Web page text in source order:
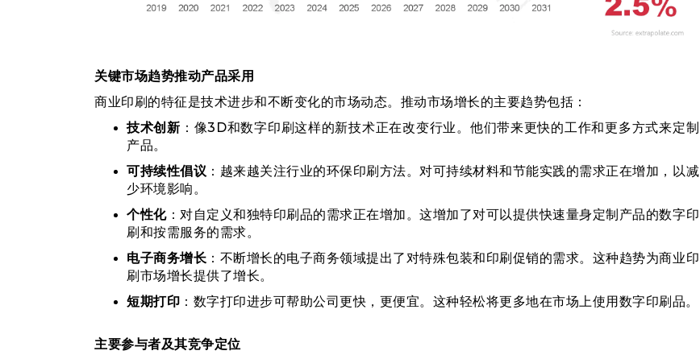
关键市场趋势推动产品采用
商业印刷的特征是技术进步和不断变化的市场动态。推动市场增长的主要趋势包括：
技术创新 ：像3D和数字印刷这样的新技术正在改变行业。他们带来更快的工作和更多方式来定制
产品。
可持续性倡议 ：越来越关注行业的环保印刷方法。对可持续材料和节能实践的需求正在增加，以减
少环境影响。
个性化：对自定义和独特印刷品的需求正在增加。这增加了对可以提供快速量身定制产品的数字印
刷和按需服务的需求。
电子商务增长 ：不断增长的电子商务领域提出了对特殊包装和印刷促销的需求。这种趋势为商业印
刷市场增长提供了增长。
短期打印 ：数字打印进步可帮助公司更快，更便宜。这种轻松将更多地在市场上使用数字印刷品。
主要参与者及其竞争定位